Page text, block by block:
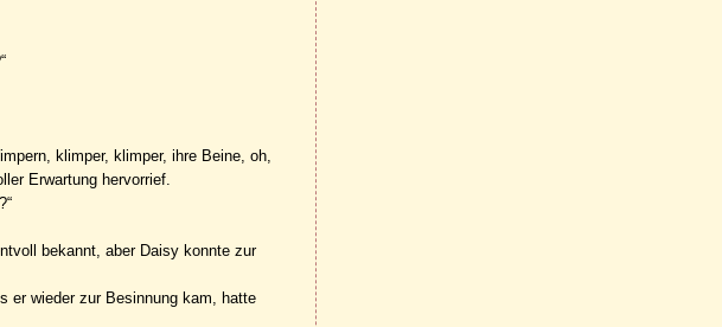
klimper, klimper, ihre Beine, oh,
Erwartung hervorrief.
bekannt, aber Daisy konnte zur
er wieder zur Besinnung kam, hatte